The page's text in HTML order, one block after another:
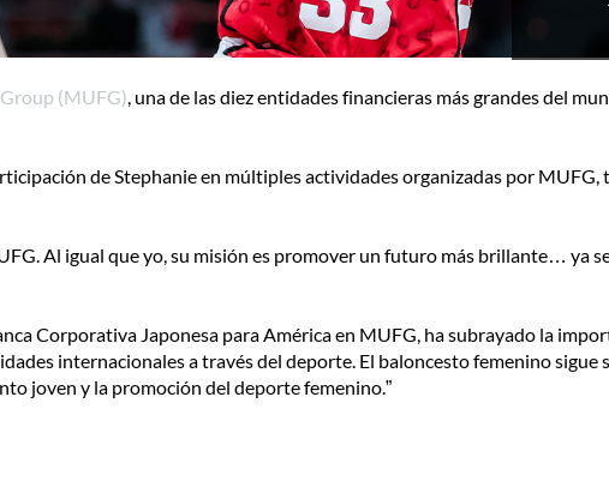
(MUFG), una de las diez entidades financieras más grandes del
de Stephanie en múltiples actividades organizadas por MUFG,
Al igual que yo, su misión es promover un futuro más brillante… ya
Corporativa Japonesa para América en MUFG, ha subrayado la
internacionales a través del deporte. El baloncesto femenino
joven y la promoción del deporte femenino.”